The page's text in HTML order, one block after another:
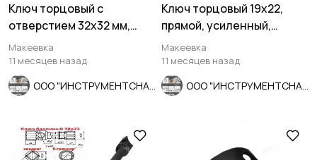
Ключ торцовый с
отверстием 32х32 мм,
усил, L-образ, 2-х сторон,
Cr-V.
Макеевка
11 месяцев назад
Ключ торцовый 19х22,
прямой, усиленный,
стержневой, КЗСМИ,
Россия.
Макеевка
11 месяцев назад